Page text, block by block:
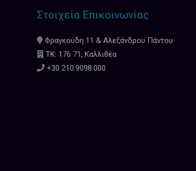
Στοιχεία Επικοινωνίας
Φραγκούδη 11 & Αλεξάνδρου Πάντου
ΤΚ: 176 71, Καλλιθέα
+30 210.9098.000